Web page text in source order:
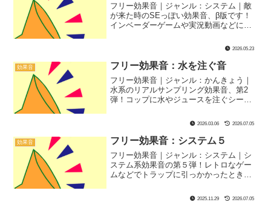
フリー効果音｜ジャンル：システム｜敵
が来た時のSEっぽい効果音、β版です！
インベーダーゲームや実況動画などにぴ
2026.05.23
効果音 フリー効果音：水を注ぐ音
フリー効果音｜ジャンル：かんきょう｜
水系のリアルサンプリング効果音、第2
弾！コップに水やジュースを注ぐシーン
2026.03.06 2026.07.05
効果音 フリー効果音：システム５
フリー効果音｜ジャンル：システム｜シ
ステム系効果音の第５弾！レトロなゲー
ムなどでトラップに引っかかったときの
2025.11.29 2026.07.05